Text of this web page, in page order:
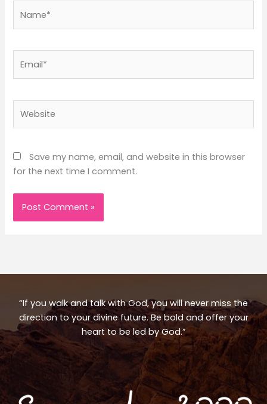
Save my name, email, and website in this browser
for the next time I comment.
“If you walk and talk with God, you will never miss the
direction to your divine future. Be bold and offer your
heart to be led by God.”